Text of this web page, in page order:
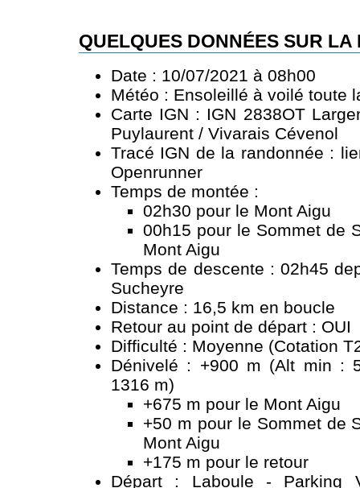
QUELQUES DONNÉES SUR LA
Date : 10/07/2021 à 08h00
Météo : Ensoleillé à voilé toute
Carte IGN : IGN 2838OT
Puylaurent / Vivarais Cévenol
Tracé IGN de la randonnée :
Openrunner
Temps de montée :
02h30 pour le Mont Aigu
00h15 pour le Sommet de
Mont Aigu
Temps de descente : 02h45
Sucheyre
Distance : 16,5 km en boucle
Retour au point de départ : OUI
Difficulté : Moyenne (Cotation
Dénivelé : +900 m (Alt min :
1316 m)
+675 m pour le Mont Aigu
+50 m pour le Sommet de
Mont Aigu
+175 m pour le retour
Départ : Laboule - Parking